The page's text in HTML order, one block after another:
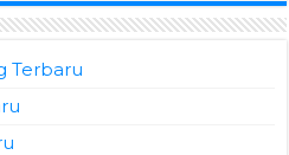
Terbaru